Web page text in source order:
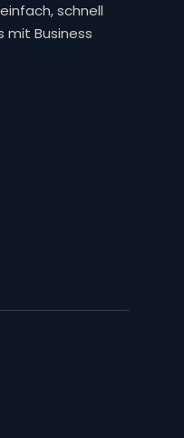
schnell
mit Business